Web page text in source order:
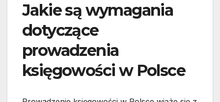
Jakie są wymagania
dotyczące
prowadzenia
księgowości w Polsce